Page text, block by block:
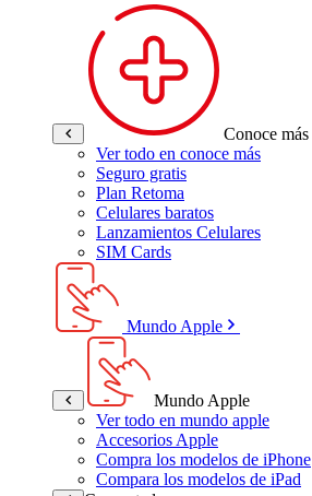
Conoce más
Ver todo en conoce más
Seguro gratis
Plan Retoma
Celulares baratos
Lanzamientos Celulares
SIM Cards
Mundo Apple
Mundo Apple
Ver todo en mundo apple
Accesorios Apple
Compra los modelos de iPhone
Compara los modelos de iPad